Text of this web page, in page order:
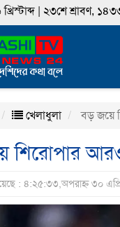
| ২৩শে শ্রাবণ, ১৪৩৩
খেলাধুলা বড় জয়ে
শিরোপার আরও
: ৪:২৫:৩৩,অপরাহ্ন ৩০